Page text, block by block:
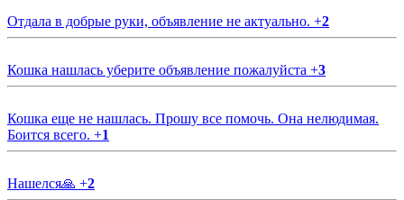
Отдала в добрые руки, объявление не актуально. +2
Кошка нашлась уберите объявление пожалуйста +3
Кошка еще не нашлась. Прошу все помочь. Она нелюдимая.
Боится всего. +1
Нашелся🙏 +2